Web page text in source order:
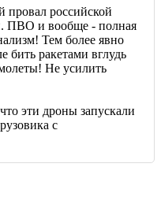
провал российской
ПВО и вообще - полная
Тем более явно
бить ракетами вглудь
Не усилить
эти дроны запускали
с